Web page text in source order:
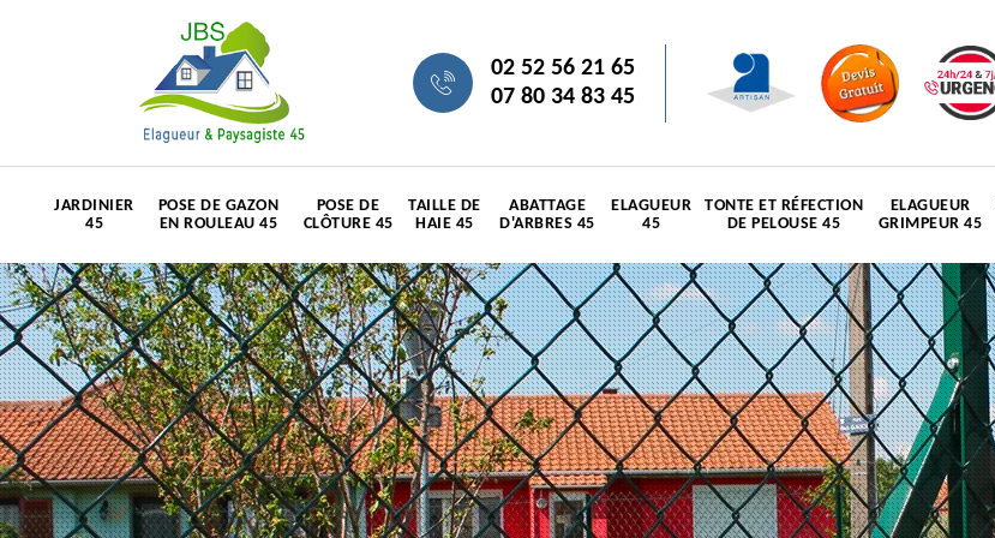
02 52 56 21 65
07 80 34 83 45
JARDINIER
45
POSE DE GAZON
EN ROULEAU 45
POSE DE
CLÔTURE 45
TAILLE DE
HAIE 45
ABATTAGE
D'ARBRES 45
ELAGUEUR
45
TONTE ET RÉFECTION
DE PELOUSE 45
ELAGUEUR
GRIMPEUR 45